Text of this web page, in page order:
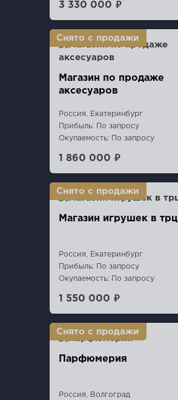
3 330 000 ₽
Магазин по продаже
аксесуаров
Россия, Екатеринбург
Прибыль: По запросу
Окупаемость: По запросу
1 860 000 ₽
Магазин игрушек в трц
Россия, Екатеринбург
Прибыль: По запросу
Окупаемость: По запросу
1 550 000 ₽
Парфюмерия
Россия, Волгоград